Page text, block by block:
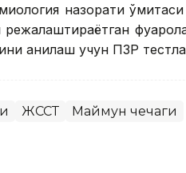
назорати
аниқлаш учун ПЗР
ЖССТ Маймун чечаги